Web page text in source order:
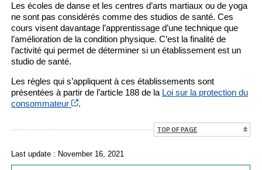
Les écoles de danse et les centres d’arts martiaux ou de yoga
ne sont pas considérés comme des studios de santé. Ces
cours visent davantage l’apprentissage d’une technique que
l’amélioration de la condition physique. C’est la finalité de
l’activité qui permet de déterminer si un établissement est un
studio de santé.
Les règles qui s’appliquent à ces établissements sont
présentées à partir de l’article 188 de la Loi sur la protection du
consommateur
Cet hyperlien s’ouvrira dans une nouvelle
.
TOP OF PAGE
Last update : November 16, 2021